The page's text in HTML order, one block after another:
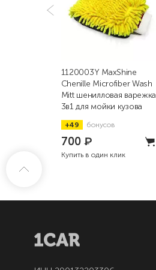
1120003Y MaxShine
Chenille Microfiber Wash
Mitt шенилловая варежка
3в1 для мойки кузова
+49 бонусов
700 ₽
Купить в один клик